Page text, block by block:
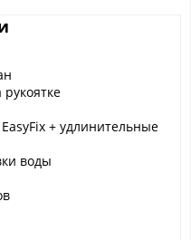
+ удлинительные
воды